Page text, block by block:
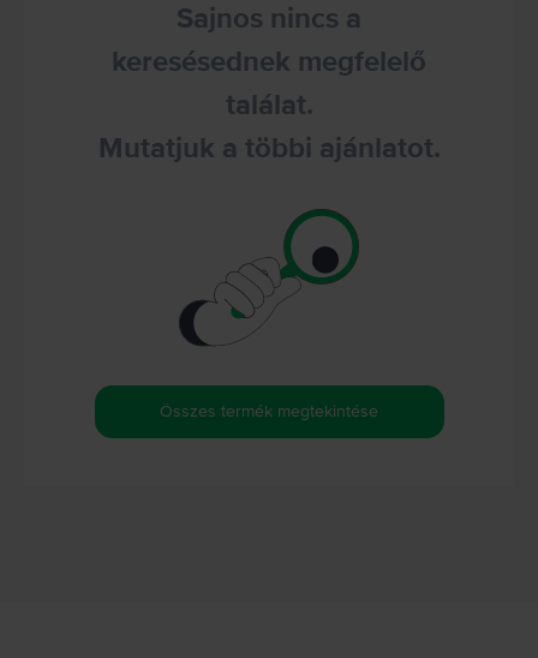
Sajnos nincs a
keresésednek megfelelő
találat.
Mutatjuk a többi ajánlatot.
Összes termék megtekintése